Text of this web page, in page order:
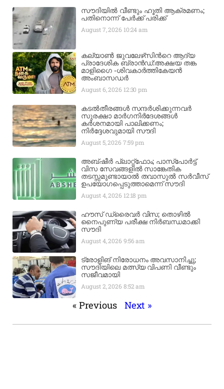
സൗദിയിൽ വീണ്ടും ഹൂതി ആക്രമണം;
പതിനൊന്ന് പേർക്ക് പരിക്ക്
August 7, 2026 10:24 am
കല്യാണ്‍ ജുവലേഴ്‌സിന്‍റെ ആദ്യ
പ്രാദേശിക ബ്രാന്‍ഡ്:അക്ഷയ തങ്ക
മാളിഗൈ -ശിവകാര്‍ത്തികേയൻ
അംബാസഡര്‍
August 6, 2026 12:30 pm
കടൽതീരങ്ങൾ സന്ദർശിക്കുന്നവർ
സുരക്ഷാ മാർഗനിർദേശങ്ങൾ
കർശനമായി പാലിക്കണം;
നിർദ്ദേശവുമായി സൗദി
August 5, 2026 7:59 pm
അബ്ഷീർ പ്ലാറ്റ്‌ഫോം; പാസ്‌പോർട്ട്
വിസ സേവങ്ങളിൽ സാങ്കേതിക
തടസ്സമുണ്ടായാൽ തവാസുൽ സർവീസ്
ഉപയോഗപ്പെടുത്താമെന്ന് സൗദി
August 4, 2026 12:18 pm
ഹൗസ് ഡ്രൈവർ വിസ; തൊഴിൽ
നൈപുണ്യ പരീക്ഷ നിർബന്ധമാക്കി
സൗദി
August 4, 2026 9:56 am
ട്രോളിങ് നിരോധനം അവസാനിച്ചു;
സൗദിയിലെ മത്സ്യ വിപണി വീണ്ടും
സജീവമായി
August 2, 2026 8:52 am
« Previous Next »